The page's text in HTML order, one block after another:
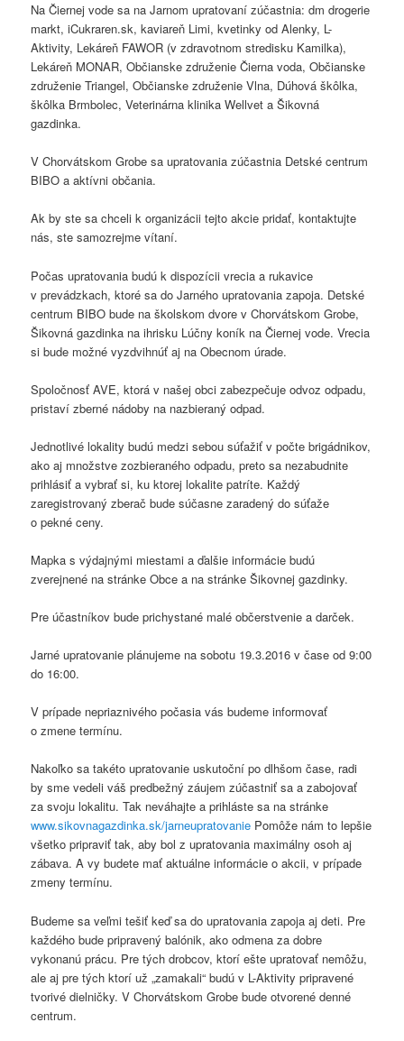
Na Čiernej vode sa na Jarnom upratovaní zúčastnia: dm drogerie
markt, iCukraren.sk, kaviareň Limi, kvetinky od Alenky, L-
Aktivity, Lekáreň FAWOR (v zdravotnom stredisku Kamilka),
Lekáreň MONAR, Občianske združenie Čierna voda, Občianske
združenie Triangel, Občianske združenie Vlna, Dúhová škôlka,
škôlka Brmbolec, Veterinárna klinika Wellvet a Šikovná
gazdinka.
V Chorvátskom Grobe sa upratovania zúčastnia Detské centrum
BIBO a aktívni občania.
Ak by ste sa chceli k organizácii tejto akcie pridať, kontaktujte
nás, ste samozrejme vítaní.
Počas upratovania budú k dispozícii vrecia a rukavice
v prevádzkach, ktoré sa do Jarného upratovania zapoja. Detské
centrum BIBO bude na školskom dvore v Chorvátskom Grobe,
Šikovná gazdinka na ihrisku Lúčny koník na Čiernej vode. Vrecia
si bude možné vyzdvihnúť aj na Obecnom úrade.
Spoločnosť AVE, ktorá v našej obci zabezpečuje odvoz odpadu,
pristaví zberné nádoby na nazbieraný odpad.
Jednotlivé lokality budú medzi sebou súťažiť v počte brigádnikov,
ako aj množstve zozbieraného odpadu, preto sa nezabudnite
prihlásiť a vybrať si, ku ktorej lokalite patríte. Každý
zaregistrovaný zberač bude súčasne zaradený do súťaže
o pekné ceny.
Mapka s výdajnými miestami a ďalšie informácie budú
zverejnené na stránke Obce a na stránke Šikovnej gazdinky.
Pre účastníkov bude prichystané malé občerstvenie a darček.
Jarné upratovanie plánujeme na sobotu 19.3.2016 v čase od 9:00
do 16:00.
V prípade nepriaznivého počasia vás budeme informovať
o zmene termínu.
Nakoľko sa takéto upratovanie uskutoční po dlhšom čase, radi
by sme vedeli váš predbežný záujem zúčastniť sa a zabojovať
za svoju lokalitu. Tak neváhajte a prihláste sa na stránke
www.sikovnagazdinka.sk/jarneupratovanie Pomôže nám to lepšie
všetko pripraviť tak, aby bol z upratovania maximálny osoh aj
zábava. A vy budete mať aktuálne informácie o akcii, v prípade
zmeny termínu.
Budeme sa veľmi tešiť keď sa do upratovania zapoja aj deti. Pre
každého bude pripravený balónik, ako odmena za dobre
vykonanú prácu. Pre tých drobcov, ktorí ešte upratovať nemôžu,
ale aj pre tých ktorí už „zamakali“ budú v L-Aktivity pripravené
tvorivé dielničky. V Chorvátskom Grobe bude otvorené denné
centrum.